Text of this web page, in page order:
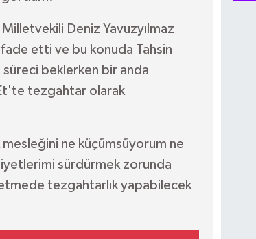
Deniz Yavuzyılmaz
etti ve bu konuda Tahsin
süreci beklerken bir anda
tezgahtar olarak
mesleğini ne küçümsüyorum ne
sürdürmek zorunda
tezgahtarlık yapabilecek